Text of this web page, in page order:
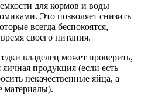
для кормов и воды
Это позволяет снизить
всегда беспокоятся,
своего питания.
владелец может проверить,
продукция (если есть
некачественные яйца, а
материалы).